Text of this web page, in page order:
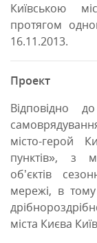
Київською
протягом
16.11.2013.
Проект
Відповідно
місто-герой
пунктів», з
об’єктів
мережі, в тому
міста Києва